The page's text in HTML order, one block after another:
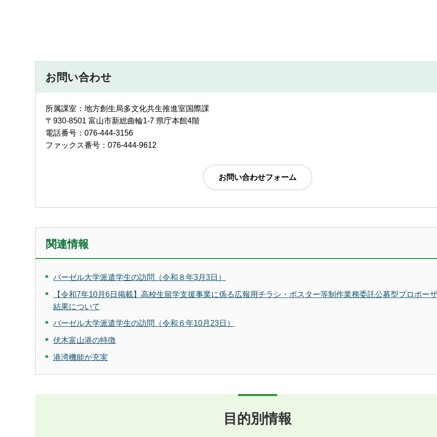
お問い合わせ
所属課室：地方創生局多文化共生推進室国際課
〒930-8501 富山市新総曲輪1-7 県庁本館4階
電話番号：076-444-3156
ファックス番号：076-444-9612
関連情報
バーゼル大学派遣学生の訪問（令和８年3月3日）
【令和7年10月6日掲載】高校生留学支援事業に係る広報用チラシ・ポスター等制作業務委託公募型プロポー
結果について
バーゼル大学派遣学生の訪問（令和６年10月23日）
伏木富山港の特徴
港湾機能が充実
目的別情報